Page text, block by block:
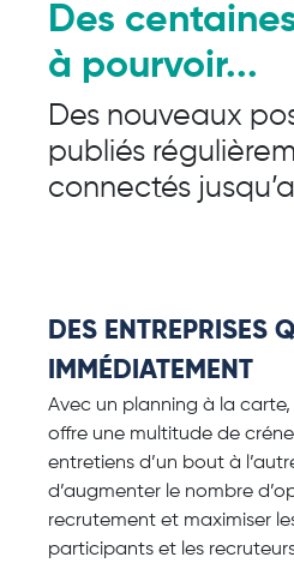
Des
à pourvoir...
Des nouveaux
publiés
connectés
DES ENTREPRISES
IMMÉDIATEMENT
Avec un planning à la carte,
offre une multitude de
entretiens d’un bout à
d’augmenter le nombre
recrutement et maximiser
participants et les